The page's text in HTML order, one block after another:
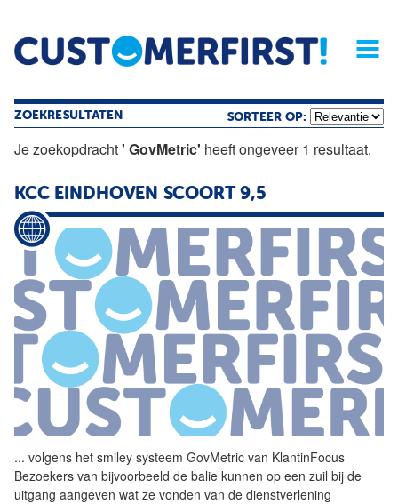
Home Opinie Archief
Magazine
ZOEKRESULTATEN SORTEER OP:
Je zoekopdracht' GovMetric' heeft ongeveer 1 resultaat.
KCC EINDHOVEN SCOORT 9,5
... volgens het smiley systeem GovMetric van KlantinFocus
Bezoekers van bijvoorbeeld de balie kunnen op een zuil bij de
uitgang aangeven wat ze vonden van de dienstverlening